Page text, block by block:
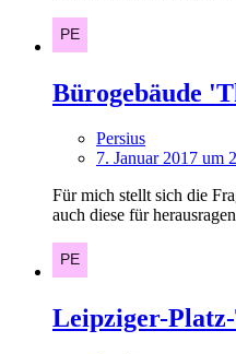
Bürogebäude
Persius
7. Januar 2017 um
Für mich stellt sich die
auch diese für
Leipziger-